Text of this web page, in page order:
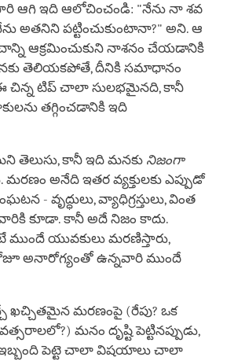
ఆగి ఇది ఆలోచించండి: "నేను నా శవ
అతనిని పట్టించుకుంటానా?" అని. ఆ
ఆక్రమించుకుని నాశనం చేయడానికి
తెలియకపోతే, దీనికి సమాధానం
ఈ చిన్న టిప్ చాలా సులభమైనది, కానీ
తగ్గించడానికి ఇది
తెలుసు, కానీ ఇది మనకు నిజంగా
అనేది ఇతర వ్యక్తులకు ఎప్పుడో
- వృద్ధులు, వ్యాధిగ్రస్తులు, వింత
కూడా. కానీ అదే నిజం కాదు.
ముందే యువకులు మరణిస్తారు,
అనారోగ్యంతో ఉన్నవారి ముందే
ఖచ్చితమైన మరణంపై (రేపు? ఒక
మనం దృష్టి పెట్టినప్పుడు,
పెట్టె చాలా విషయాలు చాలా